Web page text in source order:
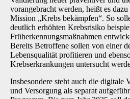
vorangebracht werden, heißt es
Mission „Krebs bekämpfen“. So
deutlich erhöhten Krebsrisiko
Früherkennungsmaßnahmen
Bereits Betroffene sollen von einer
Lebensqualität profitieren und
Krebserkrankungen untersucht
Insbesondere steht auch die digitale
und Versorgung als separat